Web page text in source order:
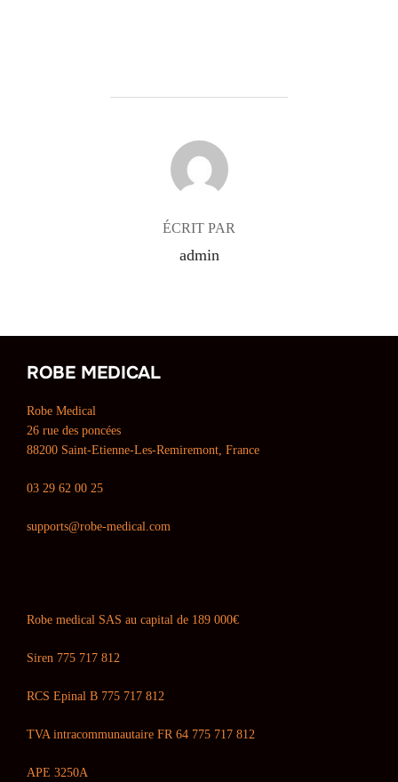
AUTEUR DE LA PUBLICATION
ÉCRIT PAR
admin
ROBE MEDICAL
Robe Medical
26 rue des poncées
88200 Saint-Etienne-Les-Remiremont, France
03 29 62 00 25
supports@robe-medical.com
Robe medical SAS au capital de 189 000€
Siren 775 717 812
RCS Epinal B 775 717 812
TVA intracommunautaire FR 64 775 717 812
APE 3250A